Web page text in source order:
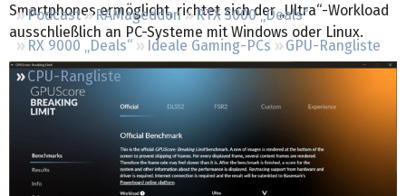
Podcast RAMageddon
RTX 5000 „Deals“
RX 9000 „Deals“
Ideale Gaming-PCs
GPU-Rangliste
CPU-Rangliste
Smartphones ermöglicht, richtet sich der „Ultra“-Workload
ausschließlich an PC-Systeme mit Windows oder Linux.